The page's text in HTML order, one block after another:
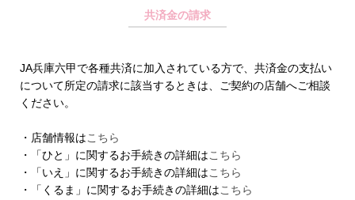
共済金の請求
JA兵庫六甲で各種共済に加入されている方で、共済金の支払い
について所定の請求に該当するときは、ご契約の店舗へご相談
ください。
・店舗情報はこちら
・「ひと」に関するお手続きの詳細はこちら
・「いえ」に関するお手続きの詳細はこちら
・「くるま」に関するお手続きの詳細はこちら